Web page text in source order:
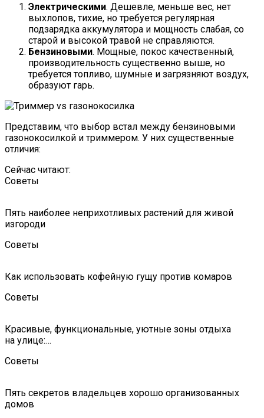
Электрическими. Дешевле, меньше вес, нет
выхлопов, тихие, но требуется регулярная
подзарядка аккумулятора и мощность слабая, со
старой и высокой травой не справляются.
Бензиновыми. Мощные, покос качественный,
производительность существенно выше, но
требуется топливо, шумные и загрязняют воздух,
образуют гарь.
Представим, что выбор встал между бензиновыми
газонокосилкой и триммером. У них существенные
отличия:
Сейчас читают:
Советы
Пять наиболее неприхотливых растений для живой
изгороди
Советы
Как использовать кофейную гущу против комаров
Советы
Красивые, функциональные, уютные зоны отдыха
на улице:…
Советы
Пять секретов владельцев хорошо организованных
домов